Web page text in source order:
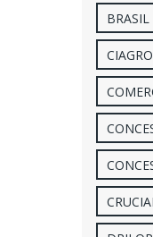
BRASIL
CIAGRO